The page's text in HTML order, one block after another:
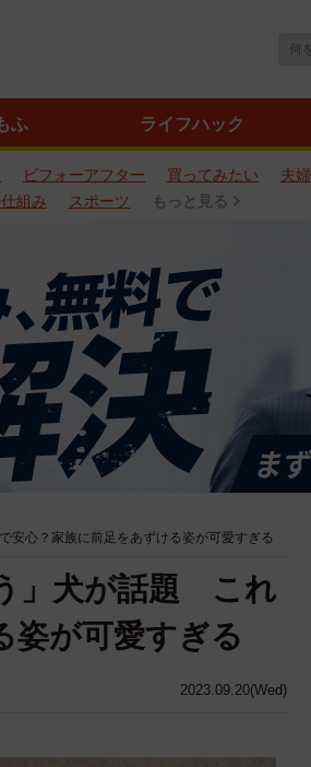
ふ ライフハック
ビフォーアフター 買ってみたい 夫婦
組み スポーツ もっと見る
安心？家族に前足をあずける姿が可愛すぎる
2023.09.20(Wed)
」犬が話題 これ
姿が可愛すぎる